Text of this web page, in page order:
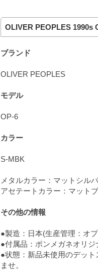
OLIVER PEOPLES 1990s
ブランド
OLIVER PEOPLES
モデル
OP-6
カラー
S-MBK
メタルカラー：マットシル
アセテートカラー：マット
その他の情報
●製造：日本(生産管理：オ
●付属品：ポンメガネオリ
●状態：新品未使用のデッ
ませ。